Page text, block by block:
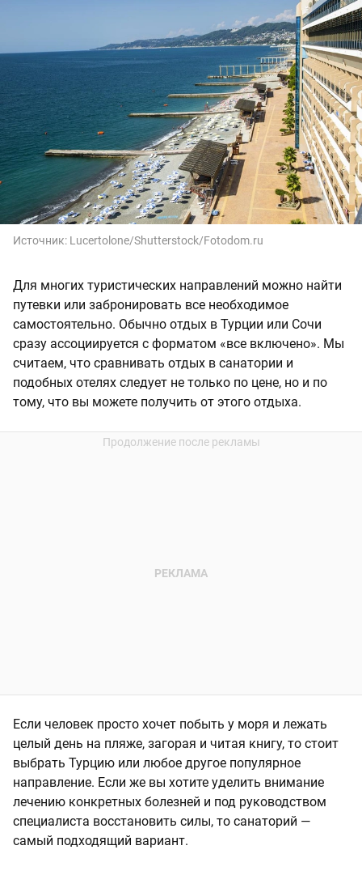
Источник: Lucertolone/Shutterstock/Fotodom.ru
Для многих туристических направлений можно найти
путевки или забронировать все необходимое
самостоятельно. Обычно отдых в Турции или Сочи
сразу ассоциируется с форматом «все включено». Мы
считаем, что сравнивать отдых в санатории и
подобных отелях следует не только по цене, но и по
тому, что вы можете получить от этого отдыха.
Если человек просто хочет побыть у моря и лежать
целый день на пляже, загорая и читая книгу, то стоит
выбрать Турцию или любое другое популярное
направление. Если же вы хотите уделить внимание
лечению конкретных болезней и под руководством
специалиста восстановить силы, то санаторий —
самый подходящий вариант.